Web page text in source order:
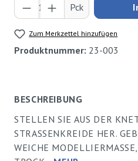
Produkt Anzahl: Gib
Pck
Zum Merkzettel hinzufügen
Produktnummer: 23-003
BESCHREIBUNG
STELLEN SIE AUS DER
STRASSENKREIDE HER.
WEICHE